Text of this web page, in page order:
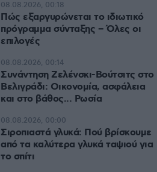
Πώς εξαργυρώνεται το ιδιωτικό
πρόγραμμα σύνταξης – Όλες οι
επιλογές
08.08.2026, 00:18
Συνάντηση Ζελένσκι-Βούτσιτς στο
Βελιγράδι: Οικονομία, ασφάλεια
και στο βάθος... Ρωσία
08.08.2026, 00:14
Σιροπιαστά γλυκά: Πού βρίσκουμε
από τα καλύτερα γλυκά ταψιού για
το σπίτι
08.08.2026, 00:00